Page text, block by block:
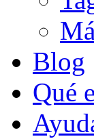
Blog
Qué